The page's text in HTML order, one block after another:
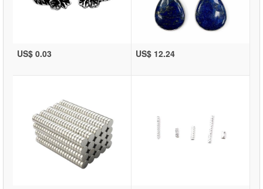
US$ 0.03 US$ 12.24